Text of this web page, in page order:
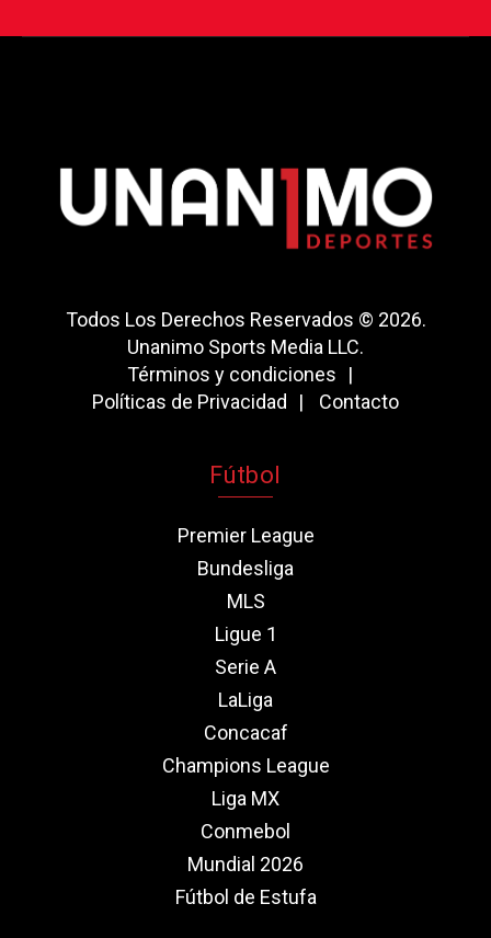
Todos Los Derechos Reservados © 2026.
Unanimo Sports Media LLC.
Términos y condiciones
Políticas de Privacidad
Contacto
Fútbol
Premier League
Bundesliga
MLS
Ligue 1
Serie A
LaLiga
Concacaf
Champions League
Liga MX
Conmebol
Mundial 2026
Fútbol de Estufa